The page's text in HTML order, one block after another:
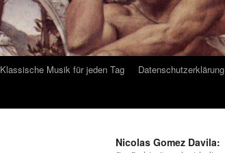
Klassische Musik für jeden Tag
Datenschutzerklärung
Nicolas Gomez Davila: